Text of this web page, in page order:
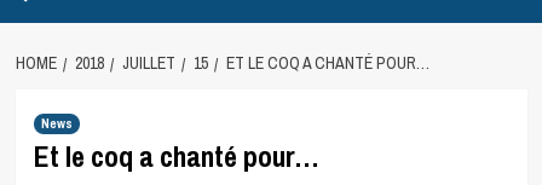
HOME 2018 JUILLET 15 ET LE COQ A CHANTÉ POUR…
News
Et le coq a chanté pour…